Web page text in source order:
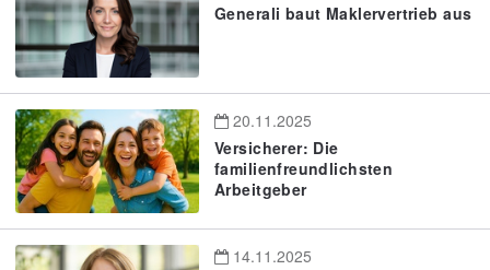
Generali baut Maklervertrieb aus
20.11.2025
Versicherer: Die
familienfreundlichsten
Arbeitgeber
14.11.2025